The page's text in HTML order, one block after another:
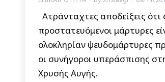
Ατράνταχτες αποδείξεις ότι
προστατευόμενοι μάρτυρες
ολοκληρίαν ψευδομάρτυρες
οι συνήγοροι υπεράσπισης
Χρυσής Αυγής.